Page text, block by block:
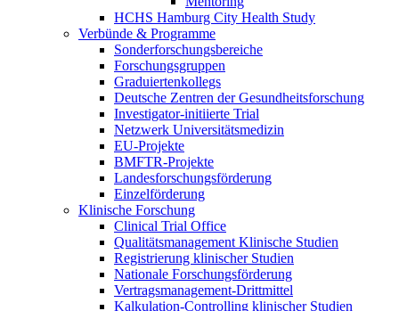
HCHS Hamburg City Health Study
Verbünde & Programme
Sonderforschungsbereiche
Forschungsgruppen
Graduiertenkollegs
Deutsche Zentren der Gesundheitsforschung
Investigator-initiierte Trial
Netzwerk Universitätsmedizin
EU-Projekte
BMFTR-Projekte
Landesforschungsförderung
Einzelförderung
Klinische Forschung
Clinical Trial Office
Qualitätsmanagement Klinische Studien
Registrierung klinischer Studien
Nationale Forschungsförderung
Vertragsmanagement-Drittmittel
Kalkulation-Controlling klinischer Studien